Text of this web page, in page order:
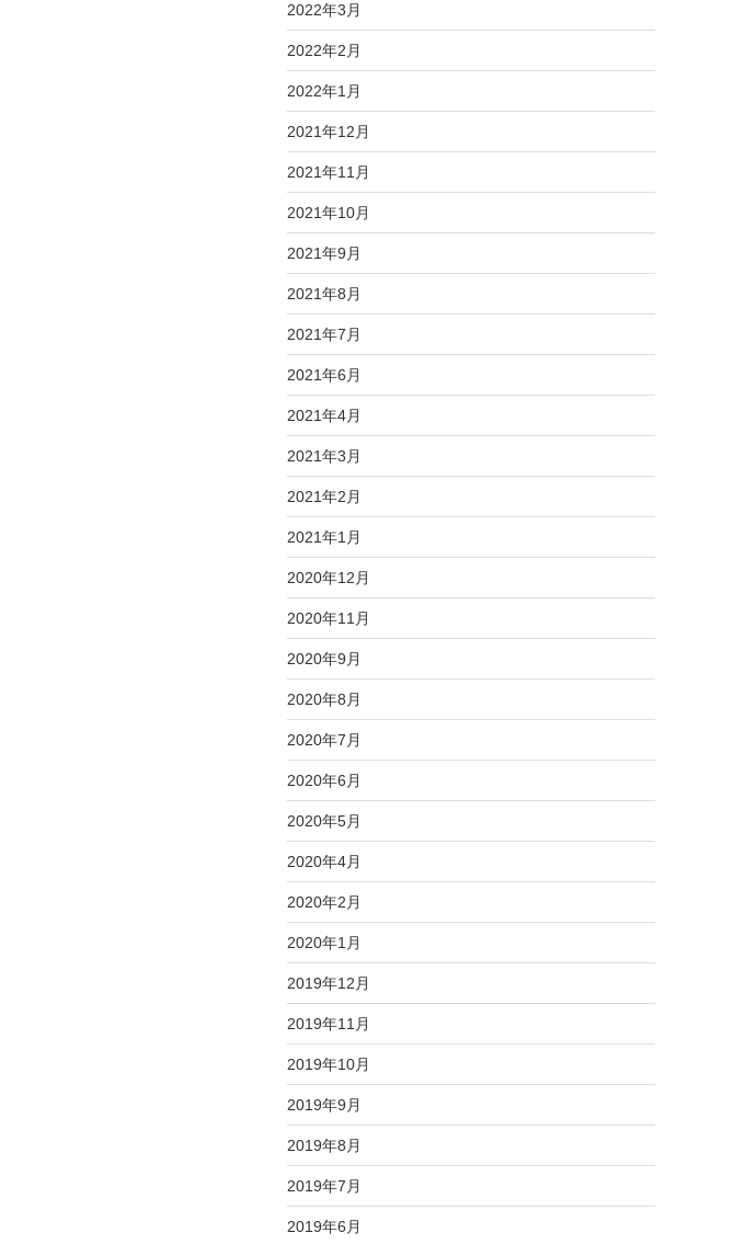
2022年3月
2022年2月
2022年1月
2021年12月
2021年11月
2021年10月
2021年9月
2021年8月
2021年7月
2021年6月
2021年4月
2021年3月
2021年2月
2021年1月
2020年12月
2020年11月
2020年9月
2020年8月
2020年7月
2020年6月
2020年5月
2020年4月
2020年2月
2020年1月
2019年12月
2019年11月
2019年10月
2019年9月
2019年8月
2019年7月
2019年6月